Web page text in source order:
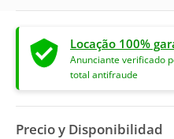
Locação 100%
Anunciante verificado
total antifraude
Precio y Disponibilidad